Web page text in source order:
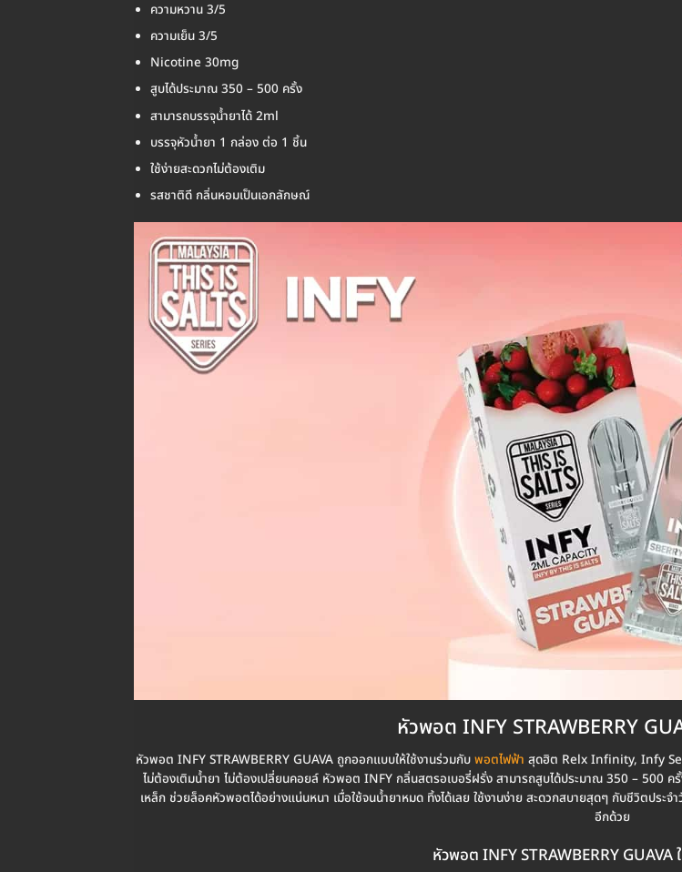
ความหวาน 3/5
ความเย็น 3/5
Nicotine 30mg
สูบได้ประมาณ 350 – 500 ครั้ง
สามารถบรรจุน้ำยาได้ 2ml
บรรจุหัวน้ำยา 1 กล่อง ต่อ 1 ชิ้น
ใช้ง่ายสะดวกไม่ต้องเติม
รสชาติดี กลิ่นหอมเป็นเอกลักษณ์
หัวพอต INFY STRAWBERRY
หัวพอต INFY STRAWBERRY GUAVA ถูกออกแบบให้ใช้งานร่วมกับ พอตไฟฟ้า สุดฮิต Relx Infinity, Infy
ไม่ต้องเติมน้ำยา ไม่ต้องเปลี่ยนคอยล์ หัวพอต INFY กลิ่นสตรอเบอรี่ฝรั่ง สามารถสูบได้ประมาณ 350 – 500
เหล็ก ช่วยล็อคหัวพอตได้อย่างแน่นหนา เมื่อใช้จนน้ำยาหมด ทิ้งได้เลย ใช้งานง่าย สะดวกสบายสุดๆ กับชีวิตประ
อีกด้วย
หัวพอต INFY STRAWBERRY